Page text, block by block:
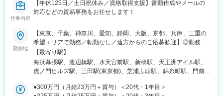
仕事内容
【年休125日／土日祝休み／資格取得支援】書類作成やメールの
対応などの貿易事務をお任せします！
勤務地
【東京、千葉、神奈川、愛知、静岡、大阪、京都、兵庫、三重の
希望エリアで勤務／転勤なし／遠方からのご応募歓迎】◎勤務地
は希望を考慮して決定します。◎転居を伴う転勤ナシ。転居を伴
わない範囲で、勤務地の異動が発生する可能性があります。◎借
上社宅制度あり（社内規定あり）＜勤務地＞【東京・千葉】東京
【神奈川】川崎市、横浜市（市内の勤務先）【愛知】名古屋（市
【最寄り駅】
海浜幕張駅、渡辺橋駅、水天宮前駅、新橋駅、天王洲アイル駅、
虎ノ門ヒルズ駅、三田駅(東京都)、芝浦ふ頭駅、錦糸町駅、門前仲
新日本橋駅、三鷹駅、築地駅、新宿三丁目駅、赤坂駅(東京都)、汐
●300万円（月給23万円＋賞与）＜20代・1年目＞